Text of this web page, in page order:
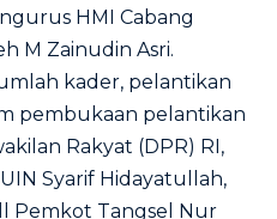
HMI Cabang
M Zainudin Asri.
kader, pelantikan
pembukaan pelantikan
Rakyat (DPR) RI,
Syarif Hidayatullah,
Pemkot Tangsel Nur